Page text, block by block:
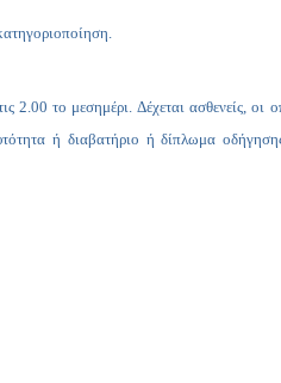
το μεσημέρι. Δέχεται ασθενείς, οι
ή διαβατήριο ή δίπλωμα